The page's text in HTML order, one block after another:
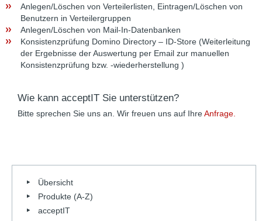
Anlegen/Löschen von Verteilerlisten, Eintragen/Löschen von
Benutzern in Verteilergruppen
Anlegen/Löschen von Mail-In-Datenbanken
Konsistenzprüfung Domino Directory – ID-Store (Weiterleitung
der Ergebnisse der Auswertung per Email zur manuellen
Konsistenzprüfung bzw. -wiederherstellung )
Wie kann acceptIT Sie unterstützen?
Bitte sprechen Sie uns an. Wir freuen uns auf IhreAnfrage.
Übersicht
Produkte (A-Z)
acceptIT